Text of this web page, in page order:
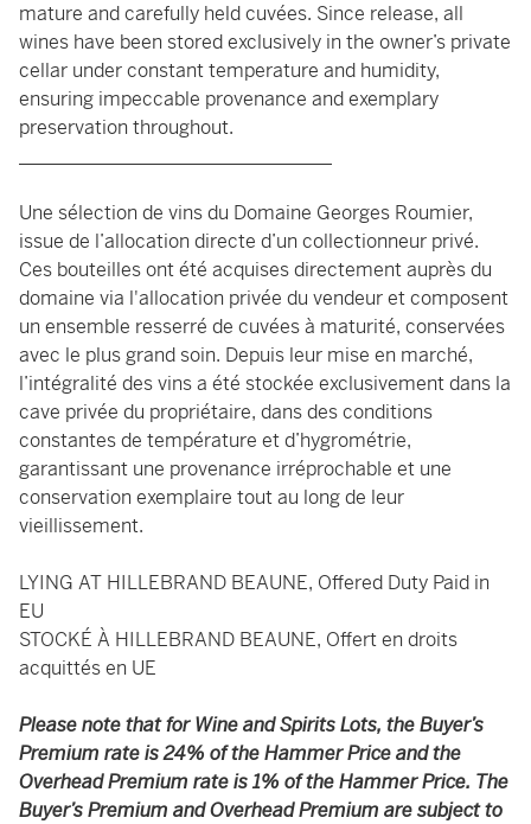
mature and carefully held cuvées. Since release, all
wines have been stored exclusively in the owner’s private
cellar under constant temperature and humidity,
ensuring impeccable provenance and exemplary
preservation throughout.
Une sélection de vins du Domaine Georges Roumier,
issue de l’allocation directe d’un collectionneur privé.
Ces bouteilles ont été acquises directement auprès du
domaine via l'allocation privée du vendeur et composent
un ensemble resserré de cuvées à maturité, conservées
avec le plus grand soin. Depuis leur mise en marché,
l’intégralité des vins a été stockée exclusivement dans la
cave privée du propriétaire, dans des conditions
constantes de température et d’hygrométrie,
garantissant une provenance irréprochable et une
conservation exemplaire tout au long de leur
vieillissement.
LYING AT HILLEBRAND BEAUNE, Offered Duty Paid in
EU
STOCKÉ À HILLEBRAND BEAUNE, Offert en droits
acquittés en UE
Please note that for Wine and Spirits Lots, the Buyer’s
Premium rate is 24% of the Hammer Price and the
Overhead Premium rate is 1% of the Hammer Price. The
Buyer’s Premium and Overhead Premium are subject to